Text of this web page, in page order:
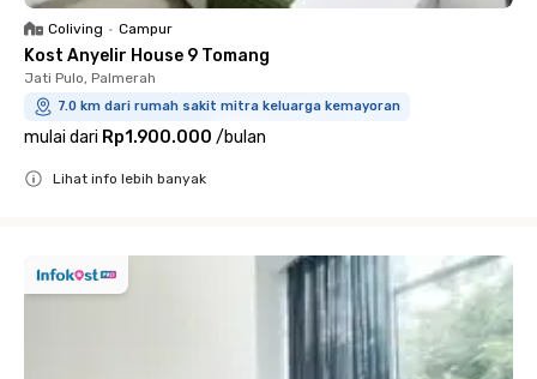
Coliving • Campur
Kost Anyelir House 9 Tomang
Jati Pulo, Palmerah
7.0 km dari rumah sakit mitra keluarga kemayoran
mulai dari Rp1.900.000 /bulan
Lihat info lebih banyak